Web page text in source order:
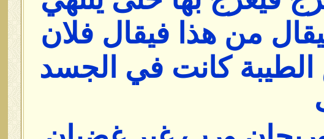
من هذا فيقال فلان
الطيبة كانت في الجسد